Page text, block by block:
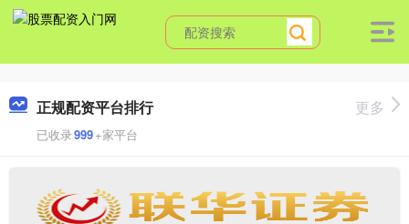
正规配资平台排行
已收录999+家平台
更多